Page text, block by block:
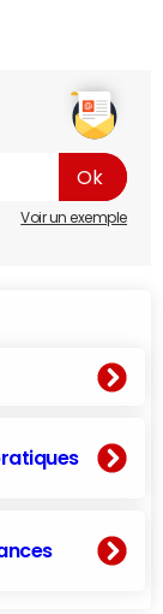
Voir un exemple